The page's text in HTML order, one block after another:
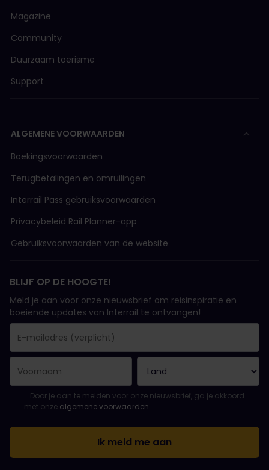
Magazine
Community
Duurzaam toerisme
Support
ALGEMENE VOORWAARDEN
Boekingsvoorwaarden
Terugbetalingen en omruilingen
Interrail Pass gebruiksvoorwaarden
Privacybeleid Rail Planner-app
Gebruiksvoorwaarden van de website
BLIJF OP DE HOOGTE!
Meld je aan voor onze nieuwsbrief om reisinspiratie en
boeiende updates van Interrail te ontvangen!
Je inschrijving is gelukt..
E-mailadres is een verplicht veld!
E-mailadres is ongeldig!
Fout bij het abonneren op de nieuwsbrief. Probeer het later
Je hebt je al geabonneerd op deze nieuwsbrief!
Ga akkoord met de algemene voorwaarden om je in te
Door je aan te melden voor onze nieuwsbrief, ga je akkoord
met onze algemene voorwaarden.